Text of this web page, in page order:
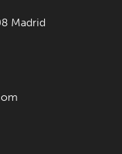
Madrid